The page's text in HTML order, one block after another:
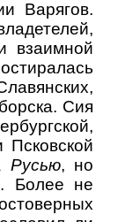
Варягов.
взаимной
Сия
Псковской
Русью, но
Более не